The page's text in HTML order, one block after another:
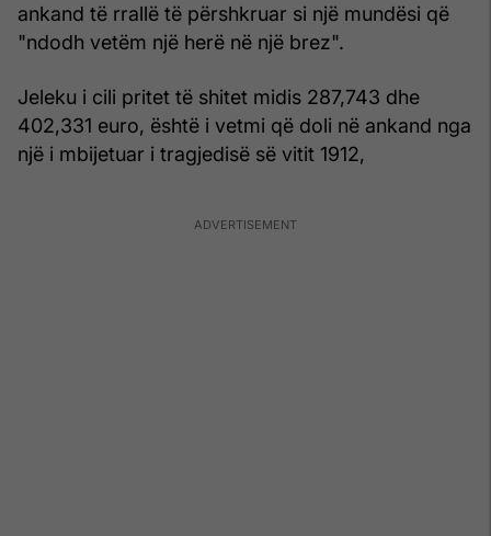
ankand të rrallë të përshkruar si një mundësi që
"ndodh vetëm një herë në një brez".
Jeleku i cili pritet të shitet midis 287,743 dhe
402,331 euro, është i vetmi që doli në ankand nga
një i mbijetuar i tragjedisë së vitit 1912,